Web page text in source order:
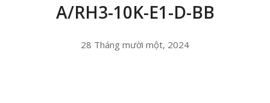
A/RH3-10K-E1-D-BB
28 Tháng mười một, 2024